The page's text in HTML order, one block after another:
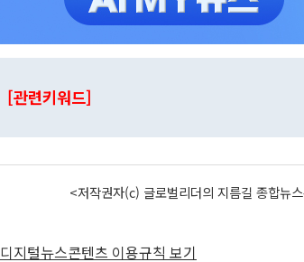
[관련키워드]
<저작권자(c) 글로벌리더의 지름길 종합
디지털뉴스콘텐츠 이용규칙 보기